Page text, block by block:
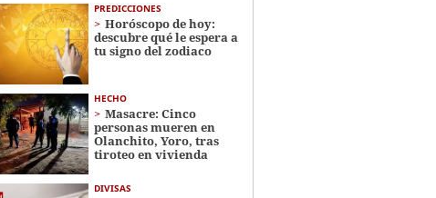
PREDICCIONES
Horóscopo de hoy:
descubre qué le espera a
tu signo del zodiaco
HECHO
Masacre: Cinco
personas mueren en
Olanchito, Yoro, tras
tiroteo en vivienda
DIVISAS